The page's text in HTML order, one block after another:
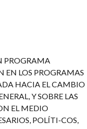
PROGRAMA
LOS PROGRAMAS
HACIA EL CAMBIO
Y SOBRE LAS
EL MEDIO
POLÍTI-COS,